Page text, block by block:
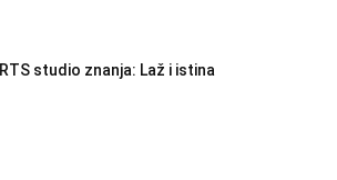
RTS studio znanja: Laž i istina